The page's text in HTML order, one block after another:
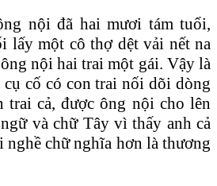
nội đã hai mươi tám tuổi,
lấy một cô thợ dệt vải nết na
nội hai trai một gái. Vậy là
cụ cố có con trai nối dõi dòng
trai cả, được ông nội cho lên
và chữ Tây vì thấy anh cả
chữ nghĩa hơn là thương